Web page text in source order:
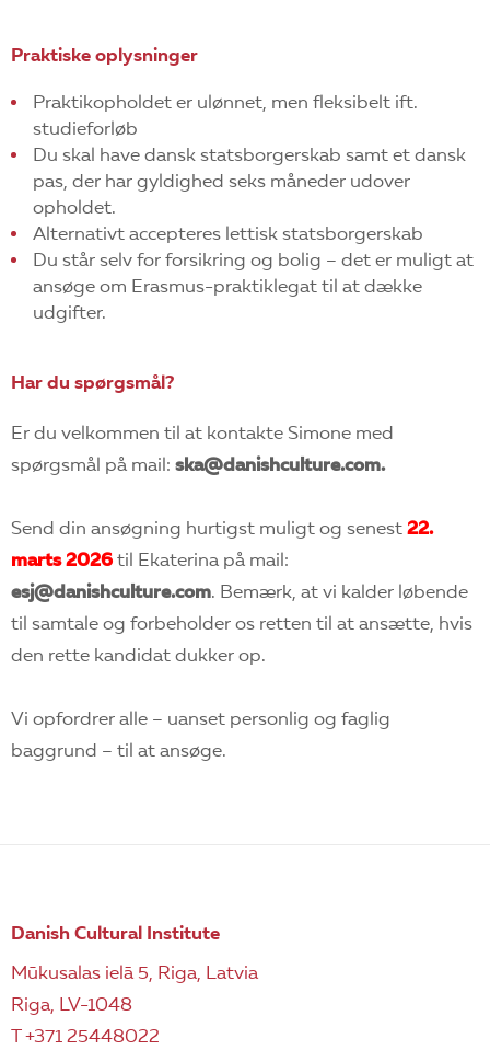
Praktiske oplysninger
Praktikopholdet er ulønnet, men fleksibelt ift.
studieforløb
Du skal have dansk statsborgerskab samt et dansk
pas, der har gyldighed seks måneder udover
opholdet.
Alternativt accepteres lettisk statsborgerskab
Du står selv for forsikring og bolig – det er muligt at
ansøge om Erasmus-praktiklegat til at dække
udgifter.
Har du spørgsmål?
Er du velkommen til at kontakte Simone med
spørgsmål på mail: ska@danishculture.com.
Send din ansøgning hurtigst muligt og senest 22.
marts 2026 til Ekaterina på mail:
esj@danishculture.com. Bemærk, at vi kalder løbende
til samtale og forbeholder os retten til at ansætte, hvis
den rette kandidat dukker op.
Vi opfordrer alle – uanset personlig og faglig
baggrund – til at ansøge.
Danish Cultural Institute
Mūkusalas ielā 5, Riga, Latvia
Riga, LV-1048
T +371 25448022